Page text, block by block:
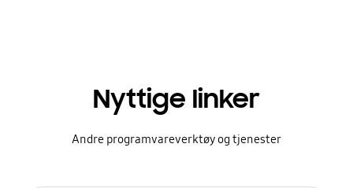
Nyttige linker
Andre programvareverktøy og tjenester